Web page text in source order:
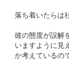
落ち着いたらは
彼の態度が誤解
いますように見
か考えているの